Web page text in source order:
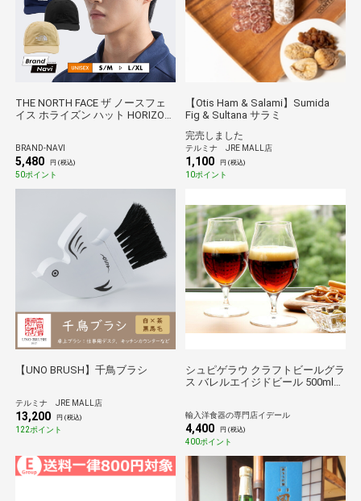
THE NORTH FACE ザ ノースフェ
イス ホライズン ハット HORIZON
BRAND-NAVI
5,480 円 (税込)
50ポイント
【Otis Ham & Salami】Sumida
Fig & Sultana サラミ
完売しました
テルミナ JRE MALL店
1,100 円 (税込)
10ポイント
【UNO BRUSH】千鳥ブラシ
テルミナ JRE MALL店
13,200 円 (税込)
122ポイント
シュピゲラウ クラフトビールグラ
ス バレルエイジドビール 500ml
プレゼント 贈り物
輸入洋食器の専門店イデール
4,400 円 (税込)
400ポイント